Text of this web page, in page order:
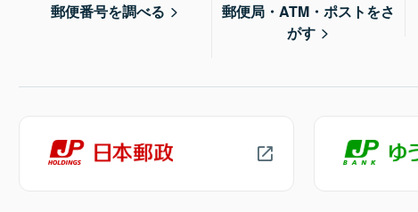
郵便番号を調べる
郵便局・ATM・ポストをさ
がす